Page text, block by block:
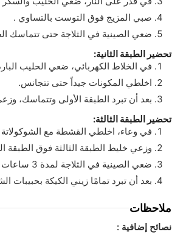
صبي المزيج فوق التوست بالتساوي .
ضعي الصينية في الثلاجة حتى تتماسك
تحضير الطبقة الثانية:
في الخلاط الكهربائي، ضعي الحليب
اخلطي المكونات جيداً حتى تتجانس.
بعد أن تبرد الطبقة الأولى وتتماسك،
تحضير الطبقة الثالثة:
في وعاء، اخلطي القشطة مع الشوكولاتة
وزعي خليط الطبقة الثالثة فوق الطبقة
ضعي الصينية في الثلاجة لمدة 3 ساعات على الأقل لتبرد وتتماسك الكيكة.
بعد أن تبرد تمامًا زيني الكيكة بحبيبات
ملاحظات
نصائح إضافية :